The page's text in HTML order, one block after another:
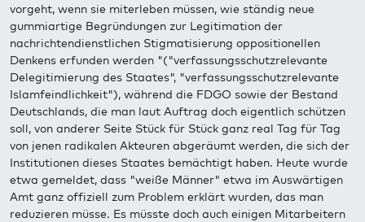
vorgeht, wenn sie miterleben müssen, wie ständig neue
gummiartige Begründungen zur Legitimation der
nachrichtendienstlichen Stigmatisierung oppositionellen
Denkens erfunden werden "("verfassungsschutzrelevante
Delegitimierung des Staates", "verfassungsschutzrelevante
Islamfeindlichkeit"), während die FDGO sowie der Bestand
Deutschlands, die man laut Auftrag doch eigentlich schützen
soll, von anderer Seite Stück für Stück ganz real Tag für Tag
von jenen radikalen Akteuren abgeräumt werden, die sich der
Institutionen dieses Staates bemächtigt haben. Heute wurde
etwa gemeldet, dass "weiße Männer" etwa im Auswärtigen
Amt ganz offiziell zum Problem erklärt wurden, das man
reduzieren müsse. Es müsste doch auch einigen Mitarbeitern